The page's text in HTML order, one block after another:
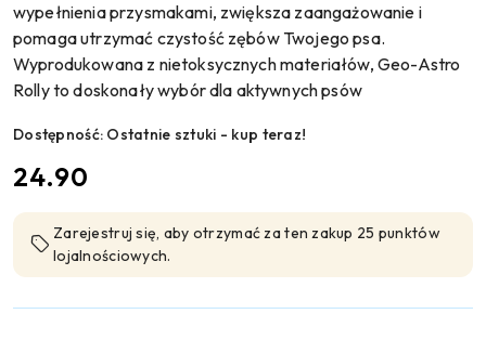
wypełnienia przysmakami, zwiększa zaangażowanie i
pomaga utrzymać czystość zębów Twojego psa.
Wyprodukowana z nietoksycznych materiałów, Geo-Astro
Rolly to doskonały wybór dla aktywnych psów
Dostępność: Ostatnie sztuki - kup teraz!
cena:
24.90
Zarejestruj się, aby otrzymać za ten zakup 25 punktów
lojalnościowych.